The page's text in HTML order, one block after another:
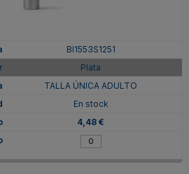
BI1553S1251
Plata
TALLA ÚNICA ADULTO
En stock
4,48 €